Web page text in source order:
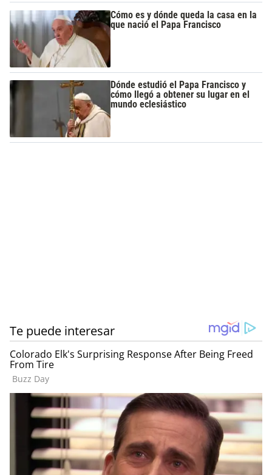
Cómo es y dónde queda la casa en la
que nació el Papa Francisco
Dónde estudió el Papa Francisco y
cómo llegó a obtener su lugar en el
mundo eclesiástico